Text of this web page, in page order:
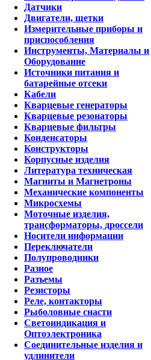
Датчики
Двигатели, щетки
Измерительные приборы и
приспособления
Инструменты, Материалы и
Оборудование
Источники питания и
батарейные отсеки
Кабели
Кварцевые генераторы
Кварцевые резонаторы
Кварцевые фильтры
Конденсаторы
Конструкторы
Корпусные изделия
Литература техническая
Магниты и Магнетроны
Механические компоненты
Микросхемы
Моточные изделия,
трансформаторы, дроссели
Носители информации
Переключатели
Полупроводники
Разное
Разъемы
Резисторы
Реле, контакторы
Рыболовные снасти
Светоиндикация и
Оптоэлектроника
Соединительные изделия и
удлинители